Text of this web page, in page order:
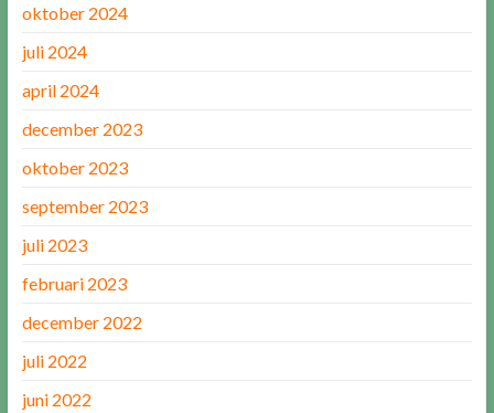
oktober 2024
juli 2024
april 2024
december 2023
oktober 2023
september 2023
juli 2023
februari 2023
december 2022
juli 2022
juni 2022